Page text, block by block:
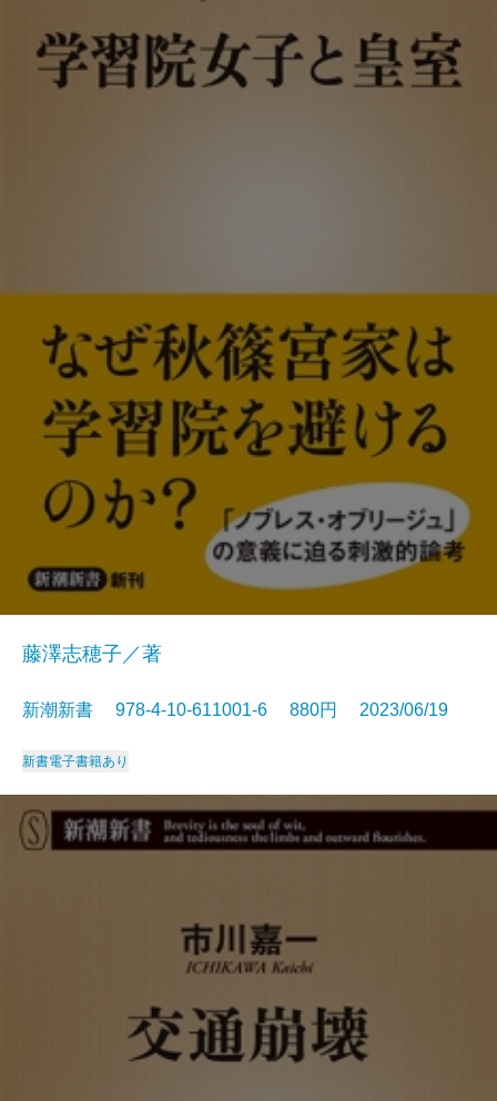
藤澤志穂子／著
新潮新書 978-4-10-611001-6 880円 2023/06/19
新書電子書籍あり